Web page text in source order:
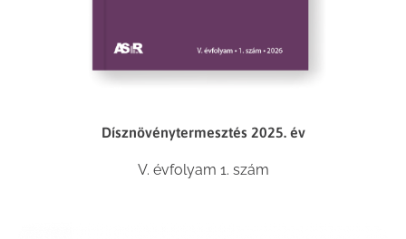
Dísznövénytermesztés 2025. év
V. évfolyam 1. szám